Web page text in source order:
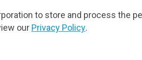
to store and process the
our Privacy Policy.